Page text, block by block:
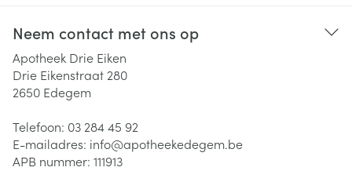
Neem contact met ons op
Apotheek Drie Eiken
Drie Eikenstraat 280
2650 Edegem
Telefoon: 03 284 45 92
E-mailadres: info@apotheekedegem.be
APB nummer: 111913